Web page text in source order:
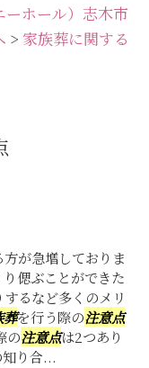
ーホール）志木市
> 家族葬に関する
が急増しておりま
偲ぶことができた
るなど多くのメリ
葬を行う際の注意点
の注意点は2つあり
り合...